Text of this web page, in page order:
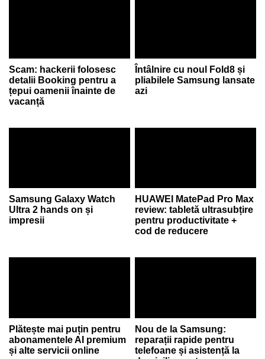
Scam: hackerii folosesc
detalii Booking pentru a
țepui oamenii înainte de
vacanță
Întâlnire cu noul Fold8 și
pliabilele Samsung lansate
azi
Samsung Galaxy Watch
Ultra 2 hands on și
impresii
HUAWEI MatePad Pro Max
review: tabletă ultrasubțire
pentru productivitate +
cod de reducere
Plătește mai puțin pentru
abonamentele AI premium
și alte servicii online
Nou de la Samsung:
reparații rapide pentru
telefoane și asistență la